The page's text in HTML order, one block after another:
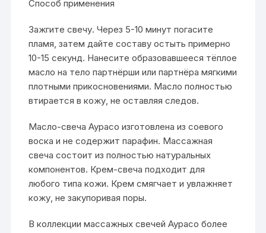
Способ применения
Зажгите свечу. Через 5-10 минут погасите
пламя, затем дайте составу остыть примерно
10-15 секунд. Нанесите образовавшееся тёплое
масло на тело партнёрши или партнёра мягкими
плотными прикосновениями. Масло полностью
втирается в кожу, не оставляя следов.
Масло-свеча Аурасо изготовлена из соевого
воска и не содержит парафин. Массажная
свеча состоит из полностью натуральных
компонентов. Крем-свеча подходит для
любого типа кожи. Крем смягчает и увлажняет
кожу, не закупоривая поры.
В коллекции массажных свечей Аурасо более